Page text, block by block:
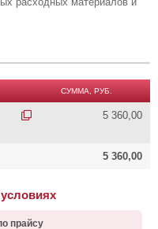
СУММА, РУБ.
5 360,00
5 360,00
прайсу